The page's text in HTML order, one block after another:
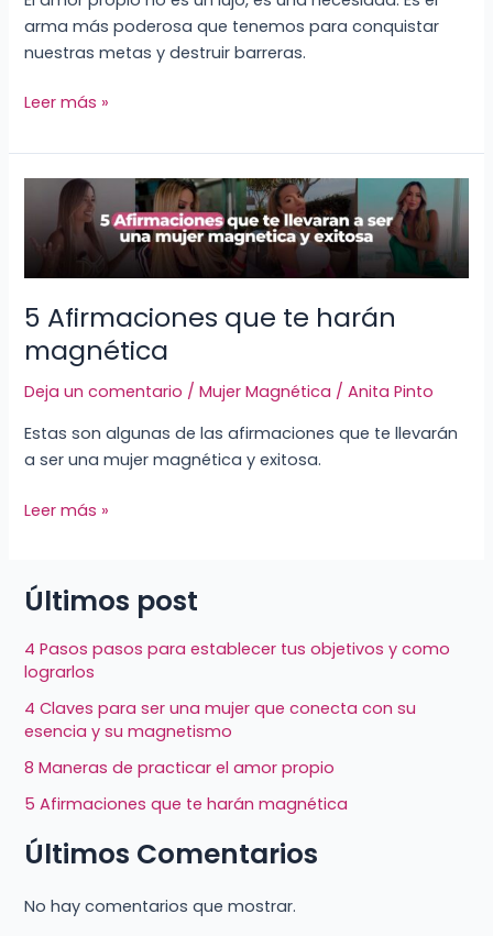
arma más poderosa que tenemos para conquistar
nuestras metas y destruir barreras.
Leer más »
5 Afirmaciones que te harán
magnética
Deja un comentario /Mujer Magnética /Anita Pinto
Estas son algunas de las afirmaciones que te llevarán
a ser una mujer magnética y exitosa.
Afirmaciones
que
magnética
Leer más »
Últimos post
4 Pasos pasos para establecer tus objetivos y como
lograrlos
4 Claves para ser una mujer que conecta con su
esencia y su magnetismo
8 Maneras de practicar el amor propio
5 Afirmaciones que te harán magnética
Últimos Comentarios
No hay comentarios que mostrar.